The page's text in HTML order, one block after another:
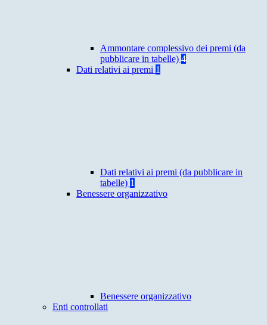
Ammontare complessivo dei premi (da
pubblicare in tabelle) 4
Dati relativi ai premi 1
Dati relativi ai premi (da pubblicare in
tabelle) 1
Benessere organizzativo
Benessere organizzativo
Enti controllati